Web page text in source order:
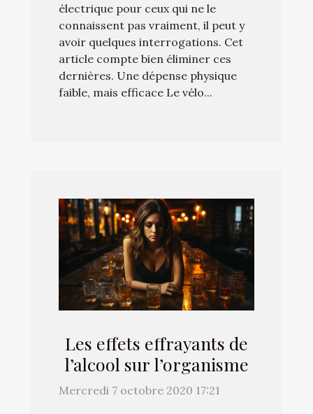
électrique pour ceux qui ne le
connaissent pas vraiment, il peut y
avoir quelques interrogations. Cet
article compte bien éliminer ces
dernières. Une dépense physique
faible, mais efficace Le vélo...
Les effets effrayants de
l’alcool sur l’organisme
Mercredi 7 octobre 2020 17:21